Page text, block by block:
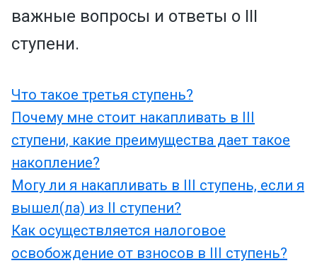
важные вопросы и ответы o III
ступени.
Что такое третья ступень?
Почему мне стоит накапливать в III
ступени, какие преимущества дает такое
накопление?
Могу ли я накапливать в III ступень, если я
вышел(ла) из II ступени?
Как осуществляется налоговое
освобождение от взносов в III ступень?